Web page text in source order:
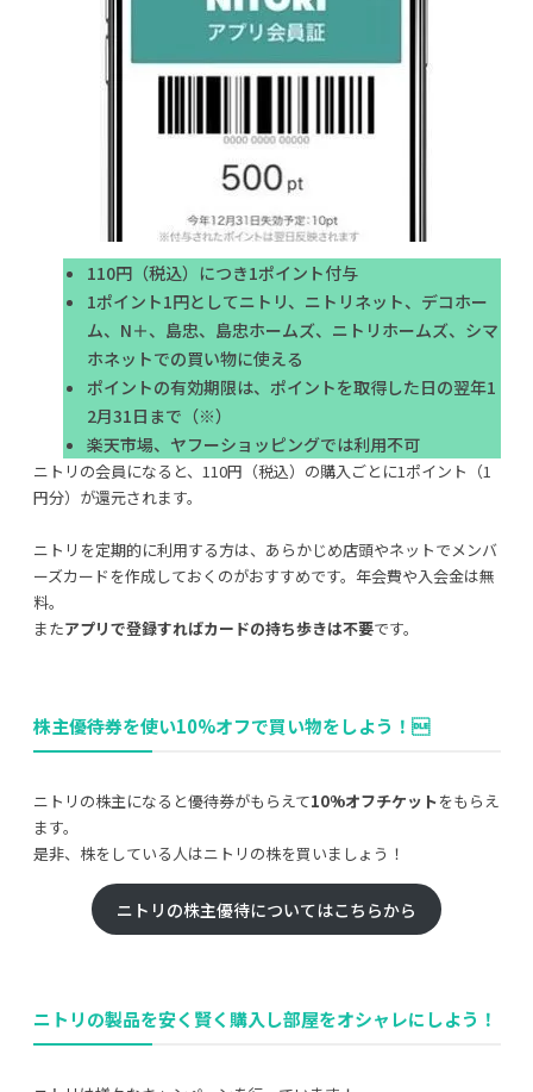
110円（税込）につき1ポイント付与
1ポイント1円としてニトリ、ニトリネット、デコホー
ム、N＋、島忠、島忠ホームズ、ニトリホームズ、シマ
ホネットでの買い物に使える
ポイントの有効期限は、ポイントを取得した日の翌年1
2月31日まで（※）
楽天市場、ヤフーショッピングでは利用不可
ニトリの会員になると、110円（税込）の購入ごとに1ポイント（1
円分）が還元されます。
ニトリを定期的に利用する方は、あらかじめ店頭やネットでメンバ
ーズカードを作成しておくのがおすすめです。年会費や入会金は無
料。
またアプリで登録すればカードの持ち歩きは不要です。
株主優待券を使い10%オフで買い物をしよう！
ニトリの株主になると優待券がもらえて10%オフチケットをもらえ
ます。
是非、株をしている人はニトリの株を買いましょう！
ニトリの株主優待についてはこちらから
ニトリの製品を安く賢く購入し部屋をオシャレにしよう！